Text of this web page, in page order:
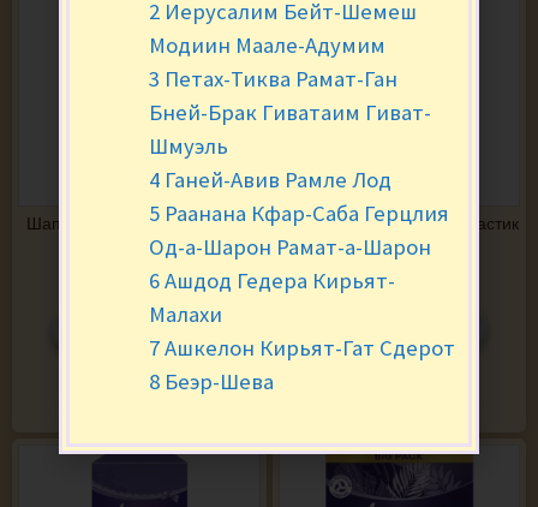
Шапочка для душа כובע רחצה
לאמבטיה
за шт.
+
В КОРЗИНУ
Стаканы одноразовые пластик
для холодного...
7.90
2 Иерусалим Бейт-Шемеш
Модиин Маале-Адумим
3 Петах-Тиква Рамат-Ган
Бней-Брак Гиватаим Гиват-
Шмуэль
4 Ганей-Авив Рамле Лод
5 Раанана Кфар-Саба Герцлия
Од-а-Шарон Рамат-а-Шарон
6 Ашдод Гедера Кирьят-
Малахи
7 Ашкелон Кирьят-Гат Сдерот
8 Беэр-Шева